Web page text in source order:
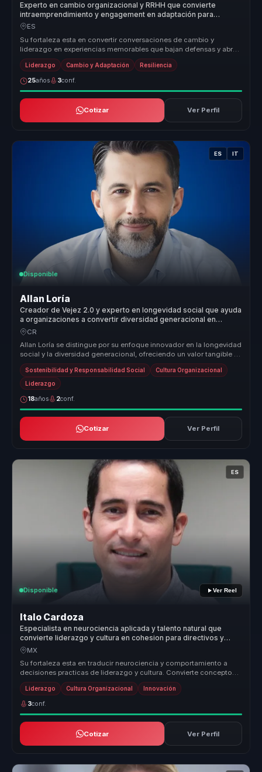
Experto en cambio organizacional y RRHH que convierte
intraemprendimiento y engagement en adaptación para
empresas.
ES
Su fortaleza esta en convertir conversaciones de cambio y
liderazgo en experiencias memorables que bajan defensas y abren
accion. Usa hum...
Liderazgo Cambio y Adaptación Resiliencia
25años 3conf.
Cotizar Ver Perfil
ES IT
Disponible
Allan Loría
Creador de Vejez 2.0 y experto en longevidad social que ayuda
a organizaciones a convertir diversidad generacional en
inclusion, colaboracion e innovacion.
CR
Allan Loría se distingue por su enfoque innovador en la longevidad
social y la diversidad generacional, ofreciendo un valor tangible y
me...
Sostenibilidad y Responsabilidad Social Cultura Organizacional
Liderazgo
18años 2conf.
Cotizar Ver Perfil
ES
Disponible Ver Reel
Italo Cardoza
Especialista en neurociencia aplicada y talento natural que
convierte liderazgo y cultura en cohesion para directivos y
equipos.
MX
Su fortaleza esta en traducir neurociencia y comportamiento a
decisiones practicas de liderazgo y cultura. Convierte conceptos
complejos ...
Liderazgo Cultura Organizacional Innovación
3conf.
Cotizar Ver Perfil